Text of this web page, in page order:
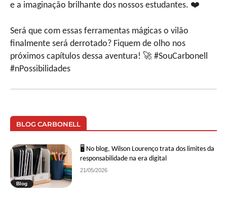
e a imaginação brilhante dos nossos estudantes. ❤️
Será que com essas ferramentas mágicas o vilão
finalmente será derrotado? Fiquem de olho nos
próximos capítulos dessa aventura! 🚀 #SouCarbonell
#nPossibilidades
BLOG CARBONELL
Blog
🖥 No blog, Wilson Lourenço trata dos limites da
responsabilidade na era digital
21/05/2026